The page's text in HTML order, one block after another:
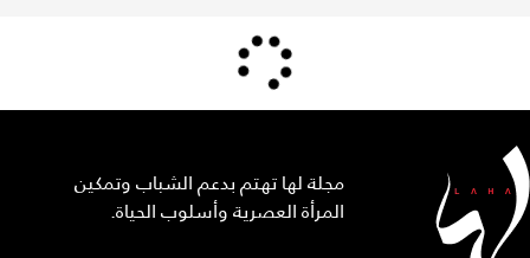
مجلة لها تهتم بدعم الشباب وتمكين
المرأة العصرية وأسلوب الحياة.